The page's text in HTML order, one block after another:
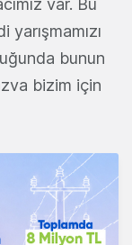
var. Bu
bunun
bizim için